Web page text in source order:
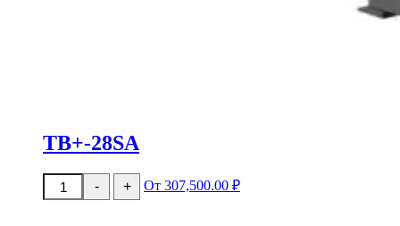
TB+-28SA
-
Количество
товара
+ От 307,500.00 ₽